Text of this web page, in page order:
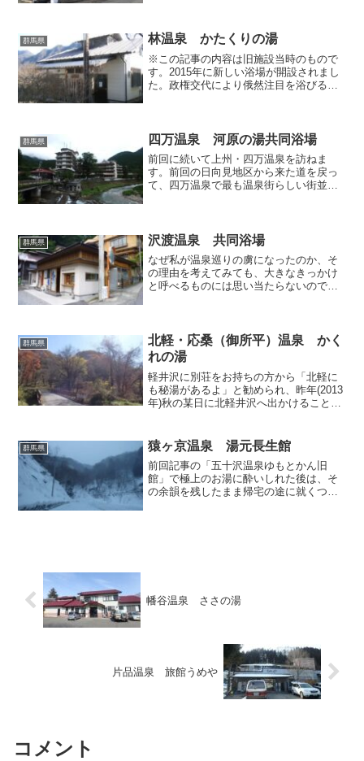
敷地内はいくつかの棟に分...
群馬県 林温泉 かたくりの湯
※この記事の内容は旧施設当時のもので
す。2015年に新しい浴場が開設されまし
た。政権交代により俄然注目を浴びるよ
国土交通省ではさまざ...
群馬県 四万温泉 河原の湯共同浴場
前回に続いて上州・四万温泉を訪ねま
す。前回の日向見地区から来た道を戻っ
て、四万温泉で最も温泉街らしい街並み
ましたが、拙ブログではなぜ...
群馬県 沢渡温泉 共同浴場
なぜ私が温泉巡りの虜になったのか、そ
の理由を考えてみても、大きなきっかけ
と呼べるものには思い当たらないのです
くなって、瘋癲の如くフラ...
群馬県
北軽・応桑（御所平）温泉 かく
れの湯
軽井沢に別荘をお持ちの方から「北軽に
も秘湯があるよ」と勧められ、昨年(2013
年)秋の某日に北軽井沢へ出かけることに
温泉 絹糸の湯」から近いとのことでし
たので、北軽だか...
群馬県 猿ヶ京温泉 湯元長生館
前回記事の「五十沢温泉ゆもとかん旧
館」で極上のお湯に酔いしれた後は、そ
の余韻を残したまま帰宅の途に就くつも
幡谷温泉 ささの湯
片品温泉 旅館うめや
コメント